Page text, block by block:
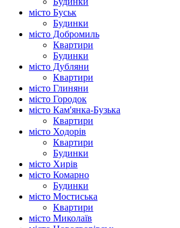
місто Буськ
Будинки
місто Добромиль
Квартири
Будинки
місто Дубляни
Квартири
місто Глиняни
місто Городок
місто Кам'янка-Бузька
Квартири
місто Ходорів
Квартири
Будинки
місто Хирів
місто Комарно
Будинки
місто Мостиська
Квартири
місто Миколаїв